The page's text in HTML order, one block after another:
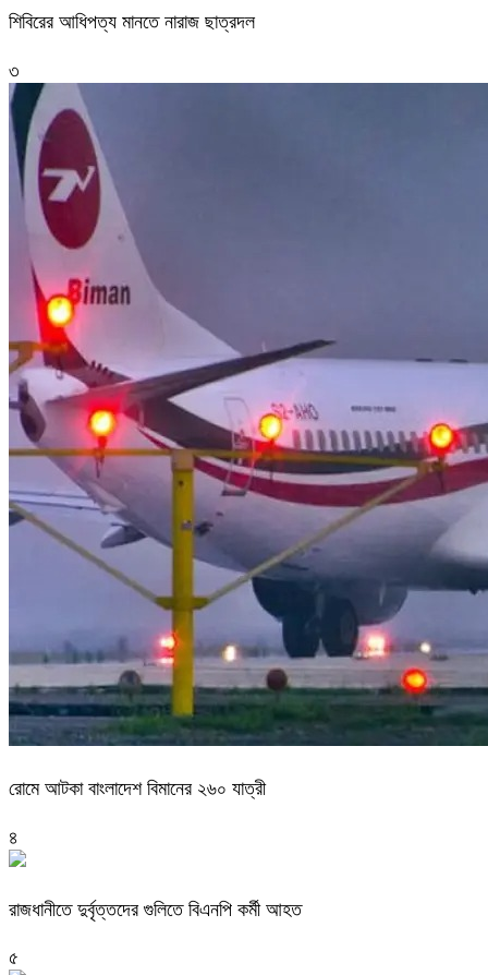
শিবিরের আধিপত্য মানতে নারাজ ছাত্রদল
৩
রোমে আটকা বাংলাদেশ বিমানের ২৬০ যাত্রী
৪
রাজধানীতে দুর্বৃত্তদের গুলিতে বিএনপি কর্মী আহত
৫